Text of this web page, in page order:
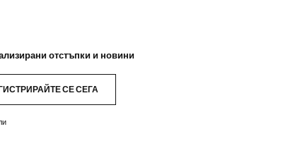
отстъпки и новини
СЕ СЕГА